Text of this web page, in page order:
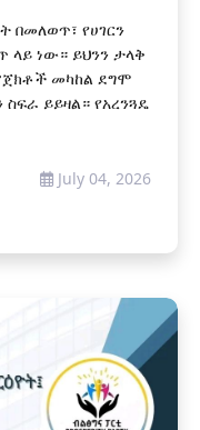
በመለወጥ፣ የሀገርን
ላይ ነው። ይህንን ታላቅ
መካከል ደግሞ
ይይዛል። የአረንጓዴ
July 04, 2026